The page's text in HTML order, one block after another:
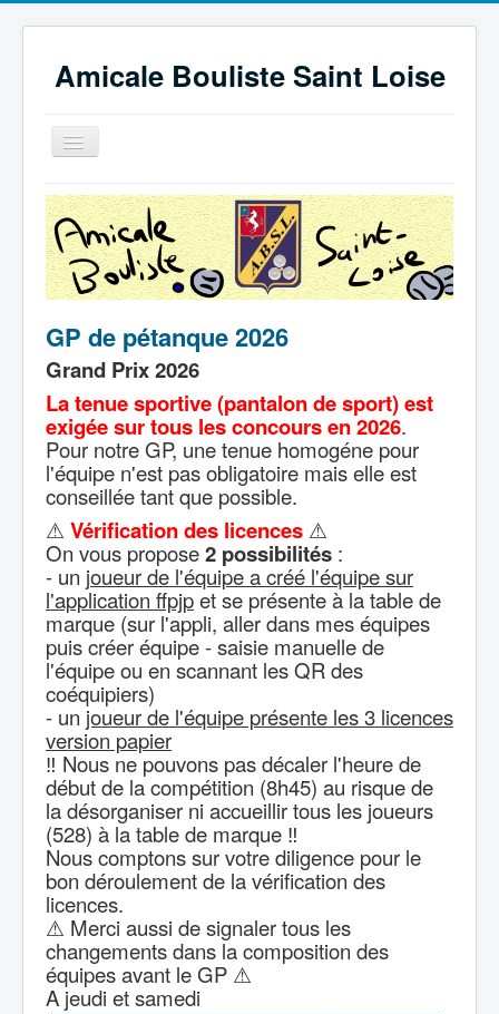
Amicale Bouliste Saint Loise
Basculer
la
Accueil
Les résultats sportifs
Grand prix de la Ville de Saint-Lô
Calendrier
Infos licenciés
GP de pétanque 2026
Grand Prix 2026
La tenue sportive (pantalon de sport) est
exigée sur tous les concours en 2026.
Pour notre GP, une tenue homogéne pour
l'équipe n'est pas obligatoire mais elle est
conseillée tant que possible.
⚠ Vérification des licences ⚠
On vous propose2 possibilités :
- un joueur de l'équipe a créé l'équipe sur
l'application ffpjpet se présente à la table de
marque (sur l'appli, aller dans mes équipes
puis créer équipe - saisie manuelle de
l'équipe ou en scannant les QR des
coéquipiers)
- un joueur de l'équipe présente les 3 licences
version papier
‼ Nous ne pouvons pas décaler l'heure de
début de la compétition (8h45) au risque de
la désorganiser ni accueillir tous les joueurs
(528) à la table de marque ‼
Nous comptons sur votre diligence pour le
bon déroulement de la vérification des
licences.
⚠ Merci aussi de signaler tous les
changements dans la composition des
équipes avant le GP ⚠
A jeudi et samedi